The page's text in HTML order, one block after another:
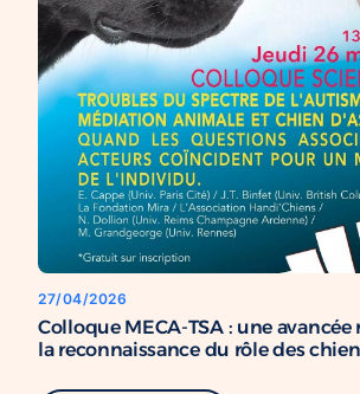
27/04/2026
Colloque MECA-TSA : une
la reconnaissance du rôle des